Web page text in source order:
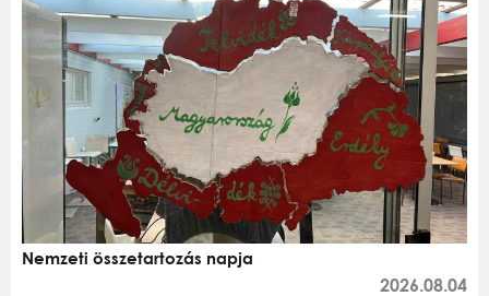
Nemzeti összetartozás napja
2026.08.04